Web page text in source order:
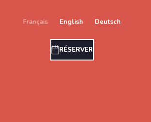
français english deutsch
RÉSERVER